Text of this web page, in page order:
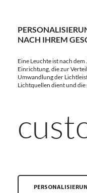
NACH IHREM
Eine Leuchte ist nach
Einrichtung, die zur
Umwandlung der
Lichtquellen dient und